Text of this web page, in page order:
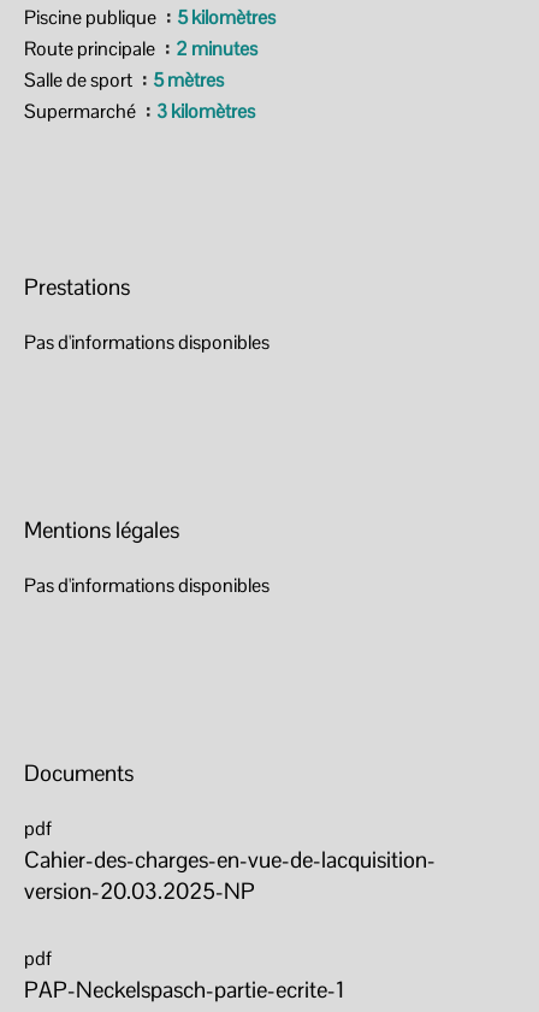
Piscine publique
5 kilomètres
Route principale
2 minutes
Salle de sport
5 mètres
Supermarché
3 kilomètres
Prestations
Pas d'informations disponibles
Mentions légales
Pas d'informations disponibles
Documents
pdf
Cahier-des-charges-en-vue-de-lacquisition-
version-20.03.2025-NP
pdf
PAP-Neckelspasch-partie-ecrite-1